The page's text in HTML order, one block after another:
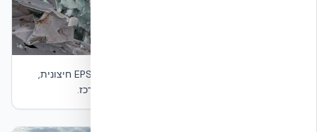
תמונה 4 — תקריב של חתך הקיר שנחשף: שכבת EPS חיצונית,